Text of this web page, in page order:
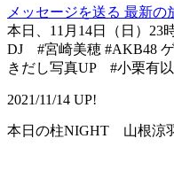
メッセージを送る 最新の
本日、11月14日（日）
DJ #宮崎美穂 #AKB48
きだし写真UP #小栗有
2021/11/14 UP!
本日の柱NIGHT 山根涼